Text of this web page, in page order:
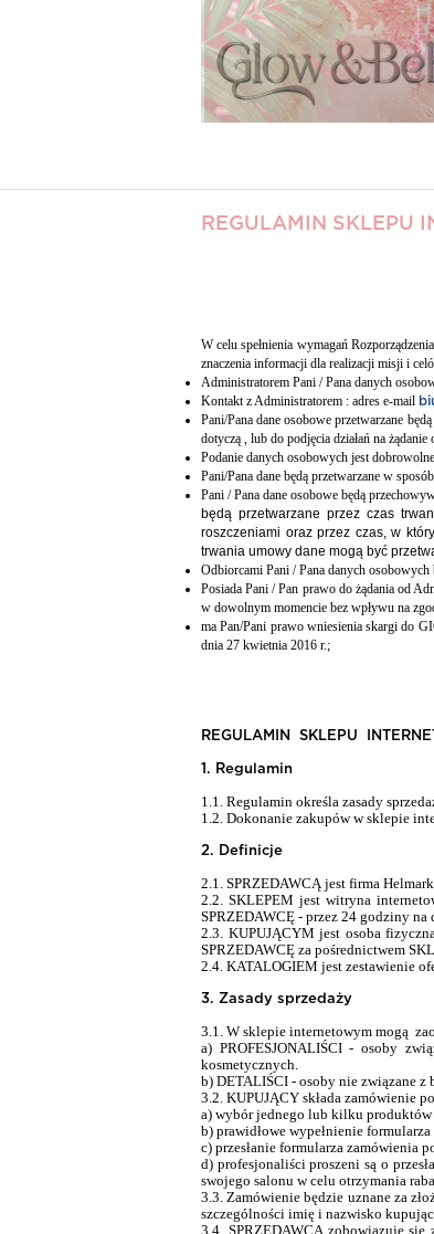
REGULAMIN SKLEPU
W celu spełnienia wymagań
znaczenia informacji dla realizacji misji i
Administratorem Pani / Pana danych
Kontakt z Administratorem : adres e-mail
Pani/Pana dane osobowe przetwarzane
dotyczą , lub do podjęcia działań na
Podanie danych osobowych jest
Pani/Pana dane będą przetwarzane w
Pani / Pana dane osobowe będą
będą przetwarzane przez czas
roszczeniami oraz przez czas, w
trwania umowy dane mogą być
Odbiorcami Pani / Pana danych
Posiada Pani / Pan prawo do żądania od
w dowolnym momencie bez wpływu na
ma Pan/Pani prawo wniesienia skargi do
dnia 27 kwietnia 2016 r.;
REGULAMIN SKLEPU
1. Regulamin
1.1. Regulamin określa zasady
1.2. Dokonanie zakupów w sklepie
2. Definicje
2.1. SPRZEDAWCĄ jest firma
2.2. SKLEPEM jest witryna
SPRZEDAWCĘ - przez 24 godziny na
2.3. KUPUJĄCYM jest osoba
SPRZEDAWCĘ za pośrednictwem
2.4. KATALOGIEM jest zestawienie
3. Zasady sprzedaży
3.1. W sklepie internetowym mogą
a) PROFESJONALIŚCI - osoby
kosmetycznych.
b) DETALIŚCI - osoby nie związane z
3.2. KUPUJĄCY składa zamówienie
a) wybór jednego lub kilku
b) prawidłowe wypełnienie
c) przesłanie formularza zamówienia
d) profesjonaliści proszeni są o
swojego salonu w celu otrzymania
3.3. Zamówienie będzie uznane za
szczególności imię i nazwisko
3.4. SPRZEDAWCA zobowiązuje